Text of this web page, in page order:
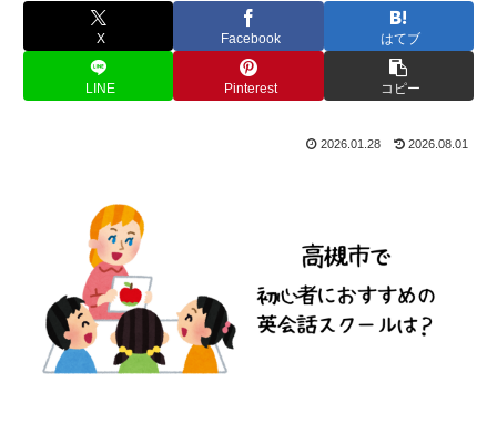
X Facebook はてブ
LINE Pinterest コピー
2026.01.28 2026.08.01